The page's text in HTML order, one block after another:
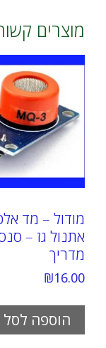
מוצרים
מודול – מד
אתנול גז –
מדריך
₪16.00
הוספה לסל